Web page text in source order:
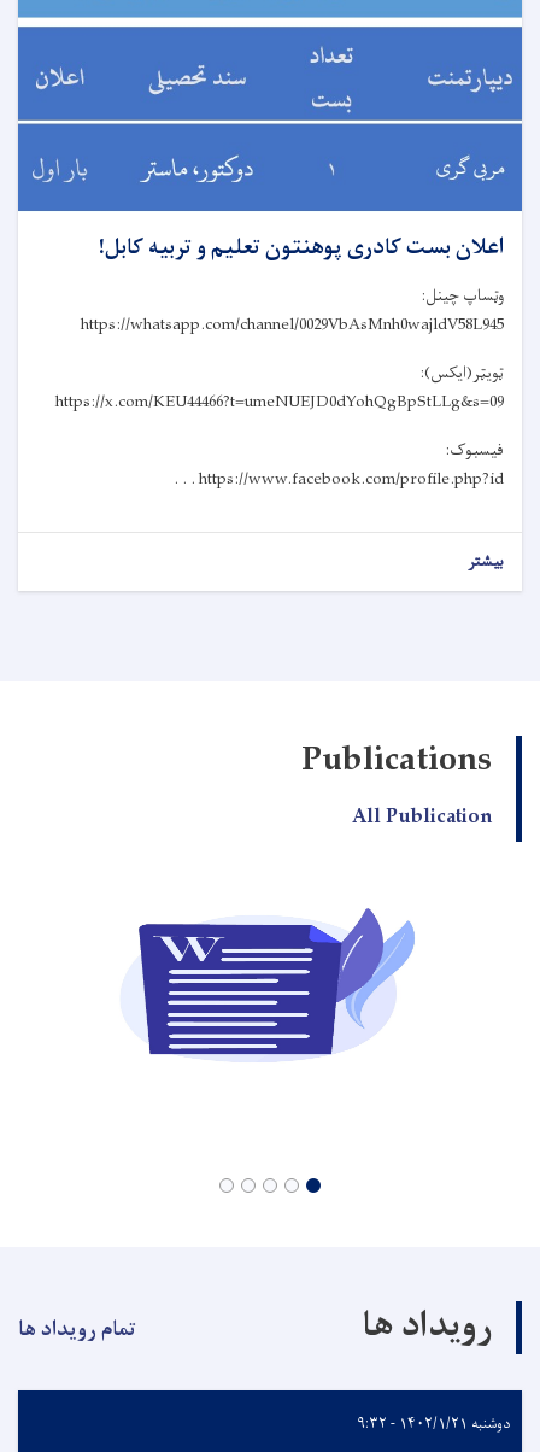
اعلان بست‌ کادری پوهنتون تعلیم و تربیه کابل!
وټساپ چینل:
https://whatsapp.com/channel/0029VbAsMnh0wajldV58L945
ټویټر(ایکس):
https://x.com/KEU44466?t=umeNUEJD0dYohQgBpStLLg&s=09
فیسبوک:
https://www.facebook.com/profile.php?id . . .
بیشتر
Publications
All Publication
رویداد ها تمام رویداد ها
دوشنبه ۱۴۰۲/۱/۲۱ - ۹:۳۲